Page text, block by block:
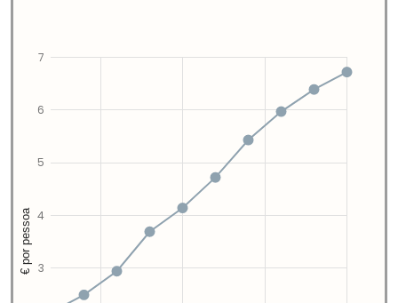
3
4
5
6
7
€ por pessoa